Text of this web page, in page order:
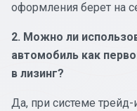
оформления берет на
2. Можно ли
автомобиль как
в лизинг?
Да, при системе